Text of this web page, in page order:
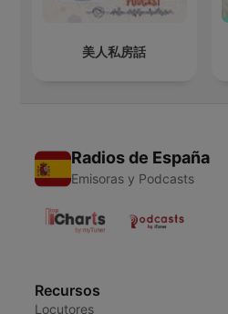
美人私房話
Radios de España
Emisoras y Podcasts
Recursos
Locutores